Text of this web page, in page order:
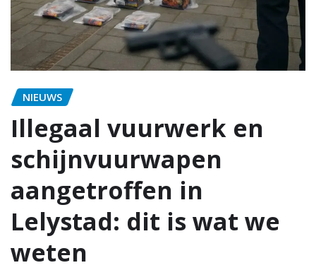
NIEUWS
Illegaal vuurwerk en
schijnvuurwapen
aangetroffen in
Lelystad: dit is wat we
weten